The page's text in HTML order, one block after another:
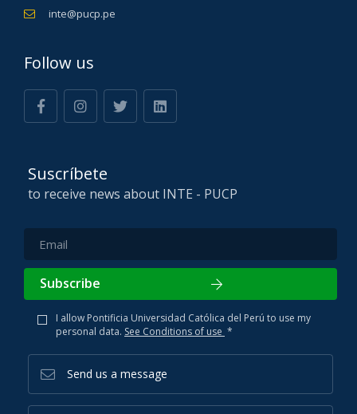
inte@pucp.pe
Follow us
Suscríbete
to receive news about INTE - PUCP
Subscribe
I allow Pontificia Universidad Católica del Perú to use my
personal data. See Conditions of use *
Send us a message